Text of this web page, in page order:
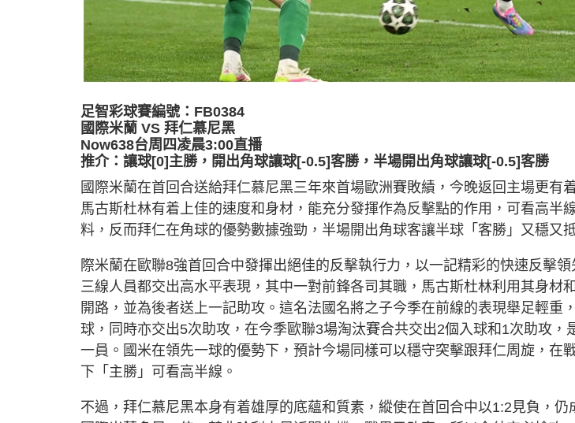
足智彩球賽編號：FB0384
國際米蘭 VS 拜仁慕尼黑
Now638台周四凌晨3:00直播
推介：讓球[0]主勝，開出角球讓球[-0.5]客勝，半場開出角球讓球[-0.5]客勝
國際米蘭在首回合送給拜仁慕尼黑三年來首場歐洲賽敗績，今晚返回主場更有
馬古斯杜林有着上佳的速度和身材，能充分發揮作為反擊點的作用，可看高半
料，反而拜仁在角球的優勢數據強勁，半場開出角球客讓半球「客勝」又穩又
際米蘭在歐聯8強首回合中發揮出絕佳的反擊執行力，以一記精彩的快速反擊
三線人員都交出高水平表現，其中一對前鋒各司其職，馬古斯杜林利用其身材
開路，並為後者送上一記助攻。這名法國名將之子今季在前線的表現舉足輕重
球，同時亦交出5次助攻，在今季歐聯3場淘汰賽合共交出2個入球和1次助攻，
一員。國米在領先一球的優勢下，預計今場同樣可以穩守突擊跟拜仁周旋，在
下「主勝」可看高半線。
不過，拜仁慕尼黑本身有着雄厚的底蘊和質素，縱使在首回合中以1:2見負，仍